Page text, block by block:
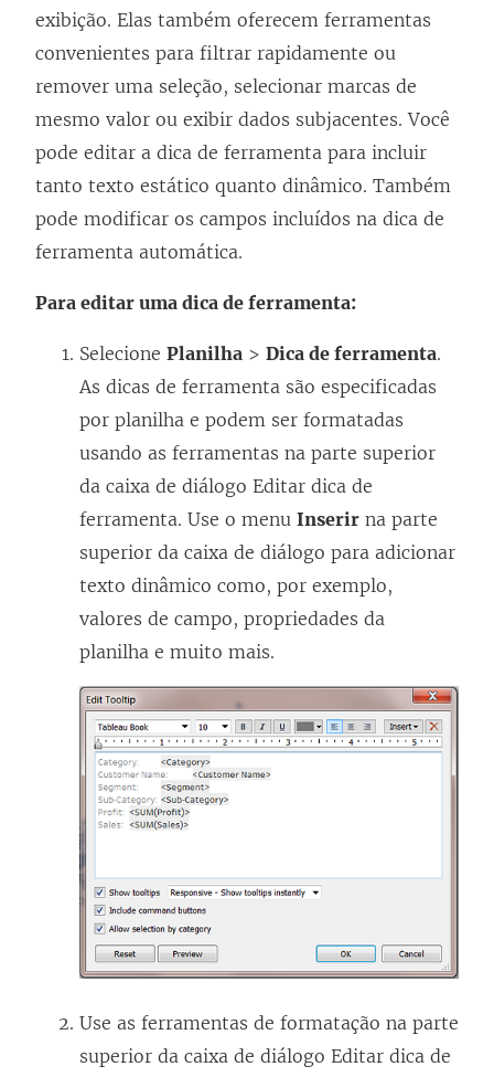
exibição. Elas também oferecem ferramentas
convenientes para filtrar rapidamente ou
remover uma seleção, selecionar marcas de
mesmo valor ou exibir dados subjacentes. Você
pode editar a dica de ferramenta para incluir
tanto texto estático quanto dinâmico. Também
pode modificar os campos incluídos na dica de
ferramenta automática.
Para editar uma dica de ferramenta:
Selecione Planilha > Dica de ferramenta.
As dicas de ferramenta são especificadas
por planilha e podem ser formatadas
usando as ferramentas na parte superior
da caixa de diálogo Editar dica de
ferramenta. Use o menu Inserir na parte
superior da caixa de diálogo para adicionar
texto dinâmico como, por exemplo,
valores de campo, propriedades da
planilha e muito mais.
Use as ferramentas de formatação na parte
superior da caixa de diálogo Editar dica de